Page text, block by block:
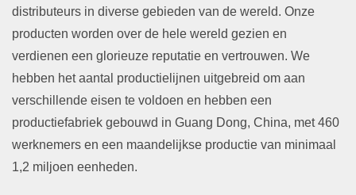
distributeurs in diverse gebieden van de wereld. Onze
producten worden over de hele wereld gezien en
verdienen een glorieuze reputatie en vertrouwen. We
hebben het aantal productielijnen uitgebreid om aan
verschillende eisen te voldoen en hebben een
productiefabriek gebouwd in Guang Dong, China, met 460
werknemers en een maandelijkse productie van minimaal
1,2 miljoen eenheden.